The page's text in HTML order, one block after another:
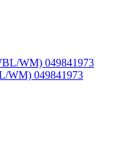
WM) 049841973